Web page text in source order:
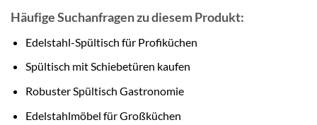
Häufige Suchanfragen zu diesem Produkt:
Edelstahl-Spültisch für Profiküchen
Spültisch mit Schiebetüren kaufen
Robuster Spültisch Gastronomie
Edelstahlmöbel für Großküchen